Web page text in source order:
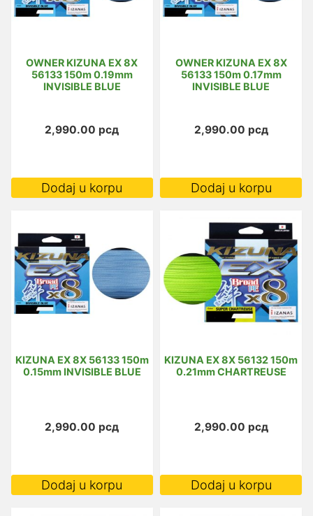
OWNER KIZUNA EX 8X
56133 150m 0.19mm
INVISIBLE BLUE
2,990.00 рсд
Dodaj u korpu
OWNER KIZUNA EX 8X
56133 150m 0.17mm
INVISIBLE BLUE
2,990.00 рсд
Dodaj u korpu
KIZUNA EX 8X 56133 150m
0.15mm INVISIBLE BLUE
2,990.00 рсд
Dodaj u korpu
KIZUNA EX 8X 56132 150m
0.21mm CHARTREUSE
2,990.00 рсд
Dodaj u korpu